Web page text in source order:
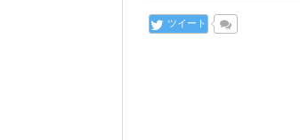
ツイート